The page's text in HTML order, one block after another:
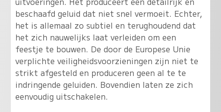
beschaafd geluid dat niet snel vermoeit. Echter,
het is allemaal zo subtiel en terughoudend dat
het zich nauwelijks laat verleiden om een
feestje te bouwen. De door de Europese Unie
verplichte veiligheidsvoorzieningen zijn niet te
strikt afgesteld en produceren geen al te te
indringende geluiden. Bovendien laten ze zich
eenvoudig uitschakelen.